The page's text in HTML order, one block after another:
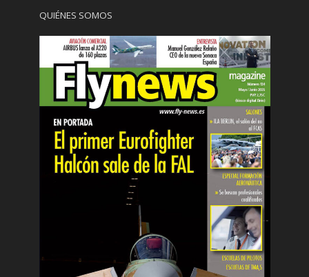
QUIÉNES SOMOS